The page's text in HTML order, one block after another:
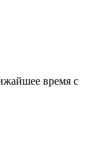
время с